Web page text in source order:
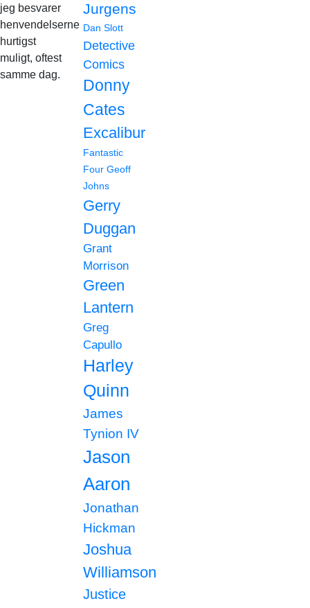
jeg besvarer
henvendelserne
hurtigst
muligt, oftest
samme dag.
Jurgens
Dan Slott
Detective
Comics
Donny
Cates
Excalibur
Fantastic
Four Geoff
Johns
Gerry
Duggan
Grant
Morrison
Green
Lantern
Greg
Capullo
Harley
Quinn
James
Tynion IV
Jason
Aaron
Jonathan
Hickman
Joshua
Williamson
Justice